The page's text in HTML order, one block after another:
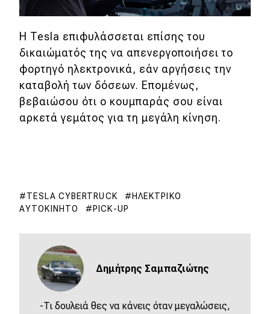
Η Tesla επιφυλάσσεται επίσης του
δικαιώματός της να απενεργοποιήσει το
φορτηγό ηλεκτρονικά, εάν αργήσεις την
καταβολή των δόσεων. Επομένως,
βεβαιώσου ότι ο κουμπαράς σου είναι
αρκετά γεμάτος για τη μεγάλη κίνηση.
TESLA CYBERTRUCK
ΗΛΕΚΤΡΙΚΌ
ΑΥΤΟΚΊΝΗΤΟ
PICK-UP
Δημήτρης Σαμπαζιώτης
-Τι δουλειά θες να κάνεις όταν μεγαλώσεις,